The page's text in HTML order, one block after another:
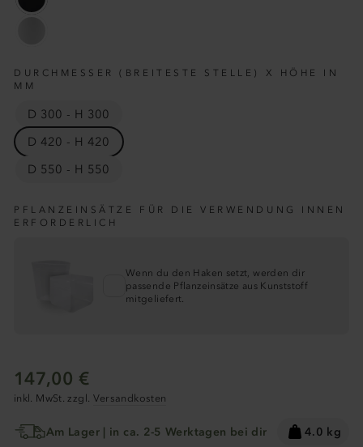
DURCHMESSER (BREITESTE STELLE) X HÖHE IN
MM
D 300 - H 300
D 420 - H 420
D 550 - H 550
PFLANZEINSÄTZE FÜR DIE VERWENDUNG INNEN
ERFORDERLICH
Wenn du den Haken setzt, werden dir
passende Pflanzeinsätze aus Kunststoff
mitgeliefert.
147,00 €
inkl. MwSt. zzgl. Versandkosten
Am Lager | in ca. 2-5 Werktagen bei dir 4.0 kg